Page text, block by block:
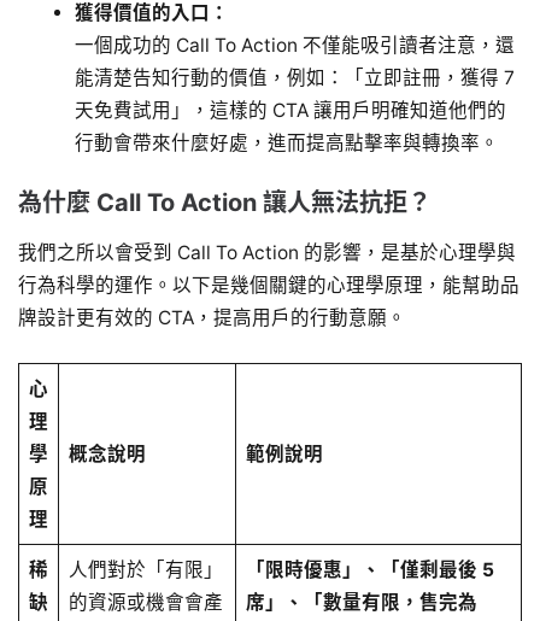
獲得價值的入口：
一個成功的 Call To Action 不僅能吸引讀者注意，還
能清楚告知行動的價值，例如：「立即註冊，獲得 7
天免費試用」，這樣的 CTA 讓用戶明確知道他們的
行動會帶來什麼好處，進而提高點擊率與轉換率。
為什麼 Call To Action 讓人無法抗拒？
我們之所以會受到 Call To Action 的影響，是基於心理學與
行為科學的運作。以下是幾個關鍵的心理學原理，能幫助品
牌設計更有效的 CTA，提高用戶的行動意願。
心
理
學
原
理
概念說明 範例說明
稀
缺
人們對於「有限」
的資源或機會會產
「限時優惠」、「僅剩最後 5
席」、「數量有限，售完為